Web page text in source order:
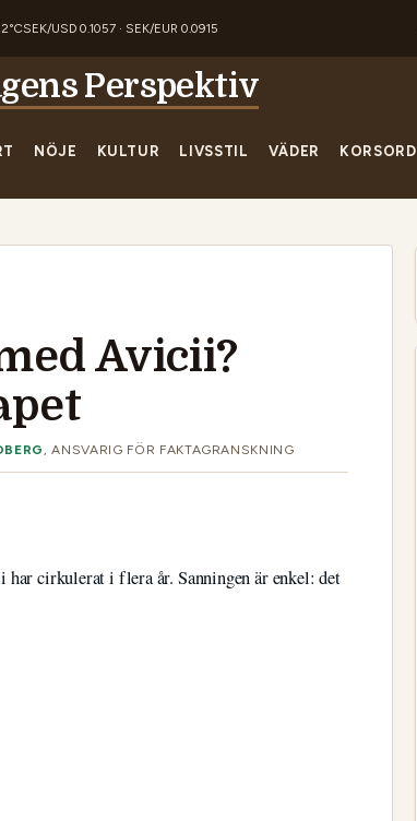
SEK/USD 0.1057 · SEK/EUR 0.0915
Perspektiv
NÖJE KULTUR LIVSSTIL VÄDER KORSORD
Avicii?
, ANSVARIG FÖR FAKTAGRANSKNING
cirkulerat i flera år. Sanningen är enkel: det